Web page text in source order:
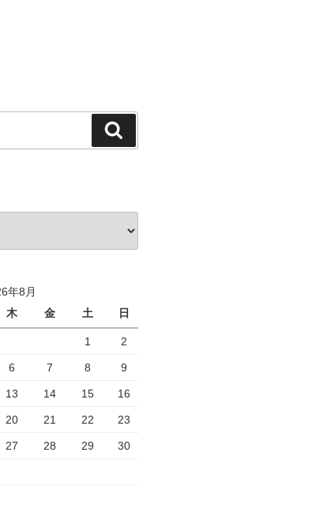
索
年8月
木 金 土 日
1 2
6 7 8 9
13 14 15 16
20 21 22 23
27 28 29 30